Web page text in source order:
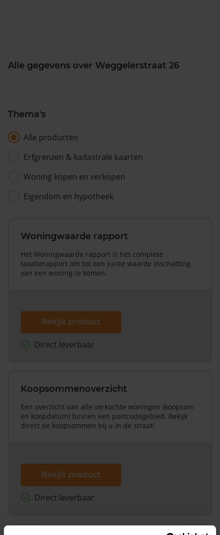
Alle gegevens over Weggelerstraat 26
Thema's
Alle producten
Erfgrenzen & kadastrale kaarten
Woning kopen en verkopen
Eigendom en hypotheek
Woningwaarde rapport
Het Woningwaarde rapport is hét complete
taxatierapport om tot een juiste waarde inschatting
van een woning te komen.
Bekijk product
Direct leverbaar
Koopsommenoverzicht
Een overzicht van alle verkochte woningen (koopsom
en koopdatum) binnen een postcodegebied. Bekijk
direct de koopsommen bij u in de straat!
Bekijk product
Direct leverbaar